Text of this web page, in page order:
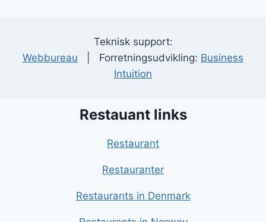
Teknisk support:
Webbureau | Forretningsudvikling: Business
Intuition
Restauant links
Restaurant
Restauranter
Restaurants in Denmark